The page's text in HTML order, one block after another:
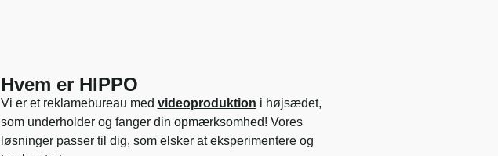
Hvem er HIPPO
Vi er et reklamebureau med videoproduktion i højsædet,
som underholder og fanger din opmærksomhed! Vores
løsninger passer til dig, som elsker at eksperimentere og